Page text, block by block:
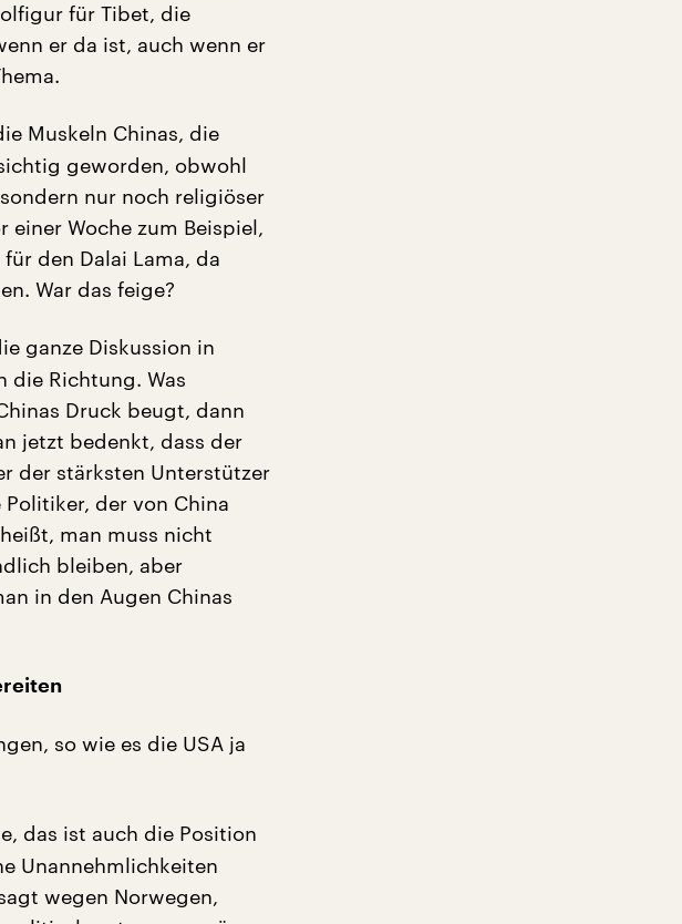
für Tibet, die
er da ist, auch wenn er
Muskeln Chinas, die
geworden, obwohl
nur noch religiöser
einer Woche zum Beispiel,
den Dalai Lama, da
War das feige?
ganze Diskussion in
die Richtung. Was
Druck beugt, dann
jetzt bedenkt, dass der
der stärksten Unterstützer
der von China
man muss nicht
bleiben, aber
in den Augen Chinas
so wie es die USA ja
das ist auch die Position
Unannehmlichkeiten
wegen Norwegen,